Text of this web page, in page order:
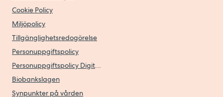
Cookie Policy
Miljöpolicy
Tillgänglighetsredogörelse
Personuppgiftspolicy
Personuppgiftspolicy Digitala vårdtjänster
Biobankslagen
Synpunkter på vården